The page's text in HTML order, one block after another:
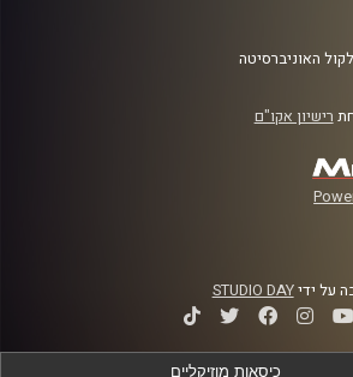
האוניברסיטה
רישיון אקו"ם
על ידיSTUDIO DAY
כיסאות מוזיקליים